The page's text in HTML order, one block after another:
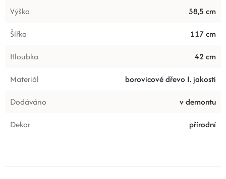
Výška
58,5 cm
Šířka
117 cm
Hloubka
42 cm
Materiál
borovicové dřevo I. jakosti
Dodáváno
v demontu
Dekor
přírodní